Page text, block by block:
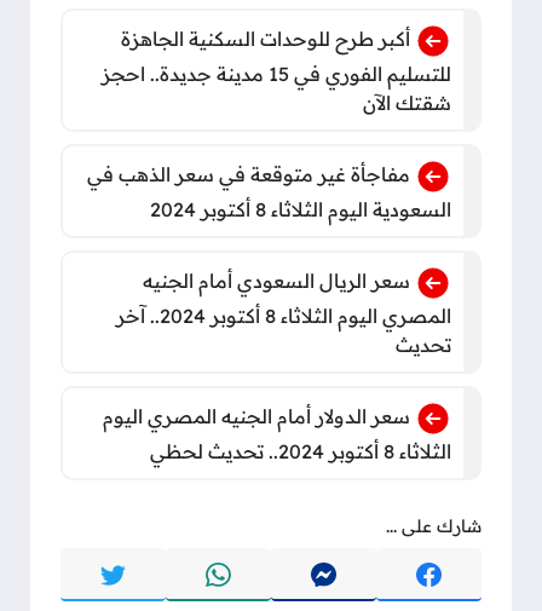
أكبر طرح للوحدات السكنية الجاهزة
للتسليم الفوري في 15 مدينة جديدة.. احجز
شقتك الآن
مفاجأة غير متوقعة في سعر الذهب في
السعودية اليوم الثلاثاء 8 أكتوبر 2024
سعر الريال السعودي أمام الجنيه
المصري اليوم الثلاثاء 8 أكتوبر 2024.. آخر
تحديث
سعر الدولار أمام الجنيه المصري اليوم
الثلاثاء 8 أكتوبر 2024.. تحديث لحظي
شارك على ...